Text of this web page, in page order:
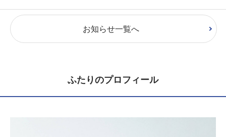
お知らせ一覧へ
ふたりのプロフィール